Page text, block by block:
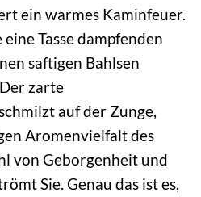
ein warmes Kaminfeuer.
eine Tasse dampfenden
saftigen Bahlsen
zarte
auf der Zunge,
Aromenvielfalt des
von Geborgenheit und
Sie. Genau das ist es,